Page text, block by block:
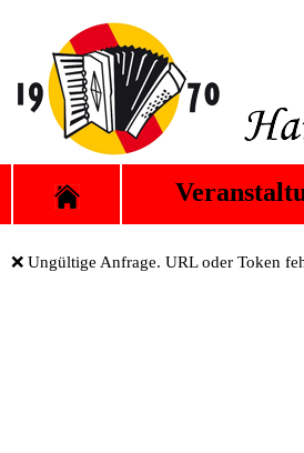
❌ Ungültige Anfrage. URL oder Token